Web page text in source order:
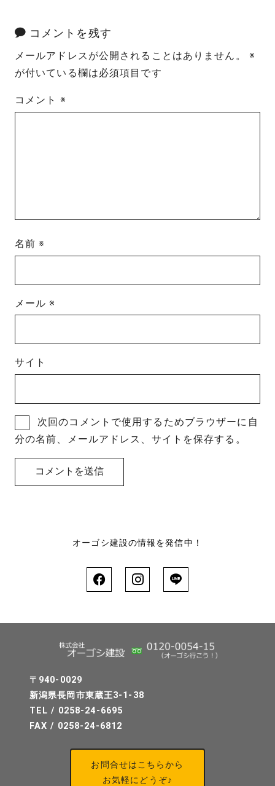
コメントを残す
メールアドレスが公開されることはありません。
※
が付いている欄は必須項目です
コメント ※
名前※
メール※
サイト
次回のコメントで使用するためブラウザーに自
分の名前、メールアドレス、サイトを保存する。
オーゴシ建設の情報を発信中！
〒940-0029
新潟県長岡市東蔵王3-1-38
TEL / 0258-24-6695
FAX / 0258-24-6812
お問合せはこちらから
お気軽にどうぞ♪